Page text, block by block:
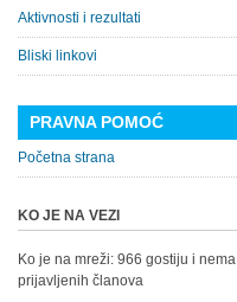
Aktivnosti i rezultati
Bliski linkovi
PRAVNA POMOĆ
Početna strana
KO JE NA VEZI
Ko je na mreži: 966 gostiju i nema
prijavljenih članova